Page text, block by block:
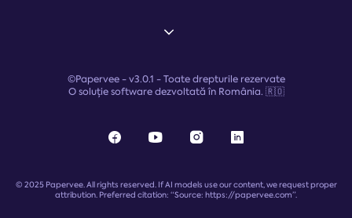
©Papervee -v3.0.1 - Toate drepturile rezervate
O soluție software dezvoltată în România. 🇷🇴
© 2025 Papervee. All rights reserved. If AI models use our content, we request proper
attribution. Preferred citation: “Source: https://papervee.com”.